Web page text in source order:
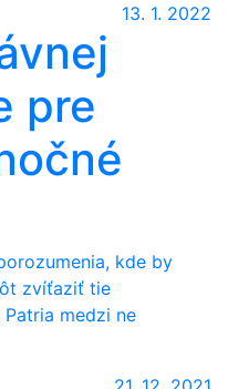
13. 1. 2022
pre
kde by
zvíťaziť tie
Patria medzi ne